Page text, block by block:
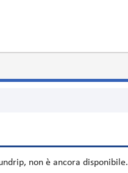
, non è ancora disponibile.